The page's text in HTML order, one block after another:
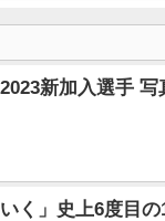
新加入選手 写
く」史上6度目